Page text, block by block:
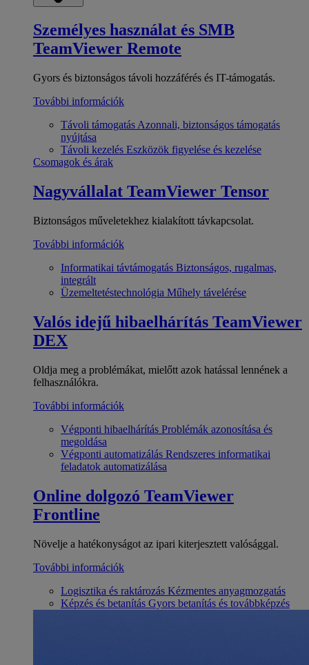
Személyes használat és SMB
TeamViewer Remote
Gyors és biztonságos távoli hozzáférés és IT-támogatás.
További információk
Távoli támogatás Azonnali, biztonságos támogatás
nyújtása
Távoli kezelés Eszközök figyelése és kezelése
Csomagok és árak
Nagyvállalat TeamViewer Tensor
Biztonságos műveletekhez kialakított távkapcsolat.
További információk
Informatikai távtámogatás Biztonságos, rugalmas,
integrált
Üzemeltetéstechnológia Műhely távelérése
Valós idejű hibaelhárítás TeamViewer
DEX
Oldja meg a problémákat, mielőtt azok hatással lennének a
felhasználókra.
További információk
Végponti hibaelhárítás Problémák azonosítása és
megoldása
Végponti automatizálás Rendszeres informatikai
feladatok automatizálása
Online dolgozó TeamViewer
Frontline
Növelje a hatékonyságot az ipari kiterjesztett valósággal.
További információk
Logisztika és raktározás Kézmentes anyagmozgatás
Képzés és betanítás Gyors betanítás és továbbképzés